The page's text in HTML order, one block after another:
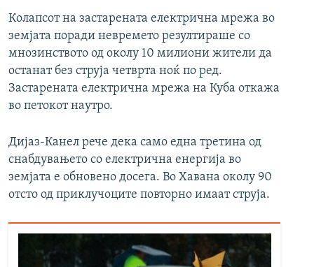
Колапсот на застарената електрична мрежа во
земјата поради невремето резултираше со
мнозинството од околу 10 милиони жители да
останат без струја четврта ноќ по ред.
Застарената електрична мрежа на Куба откажа
во петокот наутро.
Дијаз-Канел рече дека само една третина од
снабдувањето со електрична енергија во
земјата е обновено досега. Во Хавана околу 90
отсто од приклучоците повторно имаат струја.